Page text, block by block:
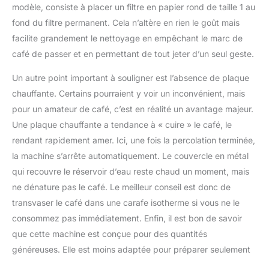
modèle, consiste à placer un filtre en papier rond de taille 1 au
fond du filtre permanent. Cela n’altère en rien le goût mais
facilite grandement le nettoyage en empêchant le marc de
café de passer et en permettant de tout jeter d’un seul geste.
Un autre point important à souligner est l’absence de plaque
chauffante. Certains pourraient y voir un inconvénient, mais
pour un amateur de café, c’est en réalité un avantage majeur.
Une plaque chauffante a tendance à « cuire » le café, le
rendant rapidement amer. Ici, une fois la percolation terminée,
la machine s’arrête automatiquement. Le couvercle en métal
qui recouvre le réservoir d’eau reste chaud un moment, mais
ne dénature pas le café. Le meilleur conseil est donc de
transvaser le café dans une carafe isotherme si vous ne le
consommez pas immédiatement. Enfin, il est bon de savoir
que cette machine est conçue pour des quantités
généreuses. Elle est moins adaptée pour préparer seulement